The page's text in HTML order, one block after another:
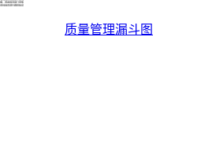
质量管理漏斗图